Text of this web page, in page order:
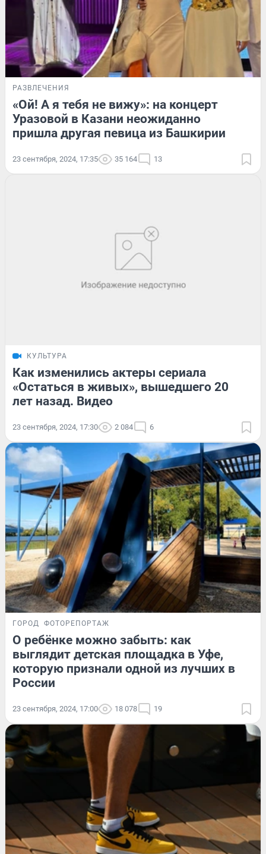
РАЗВЛЕЧЕНИЯ
«Ой! А я тебя не вижу»: на концерт
Уразовой в Казани неожиданно
пришла другая певица из Башкирии
23 сентября, 2024, 17:35 35 164 13
КУЛЬТУРА
Как изменились актеры сериала
«Остаться в живых», вышедшего 20
лет назад. Видео
23 сентября, 2024, 17:30 2 084 6
ГОРОД ФОТОРЕПОРТАЖ
О ребёнке можно забыть: как
выглядит детская площадка в Уфе,
которую признали одной из лучших в
России
23 сентября, 2024, 17:00 18 078 19